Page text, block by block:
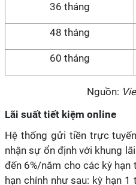
36 tháng
48 tháng
60 tháng
Nguồn:
Lãi suất tiết kiệm online
Hệ thống gửi tiền trực
nhận sự ổn định với khung
đến 6%/năm cho các kỳ
hạn chính như sau: kỳ hạn